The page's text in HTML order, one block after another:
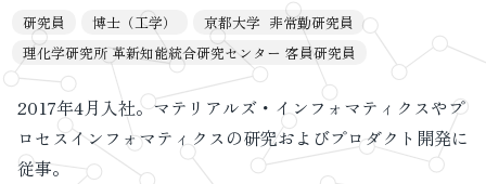
研究員 博士（工学）
京都大学 非常勤研究員
理化学研究所 革新知能統合研究センター 客員研究員
2017年4月入社。マテリアルズ・インフォマティクスやプ
ロセスインフォマティクスの研究およびプロダクト開発に
従事。